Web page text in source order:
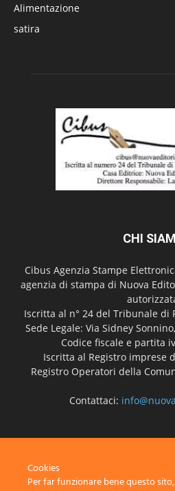
Alimentazione
satira
CHI
Cibus Agenzia Stampe
agenzia di stampa di Nuova
Iscritta al n° 24 del Tribunale di
Sede Legale: Via Sidney
Codice fiscale e partita
Iscritta al Registro imprese
Registro Operatori della
Contattaci:
Cookies
Per far funzionare bene questo